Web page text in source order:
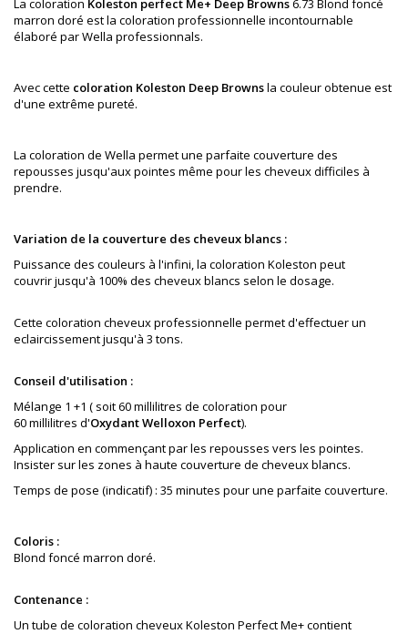
La coloration Koleston perfect Me+ Deep Browns6.73 Blond foncé
marron doré est la coloration professionnelle incontournable
élaboré par Wella professionnals.
Avec cette coloration Koleston Deep Brownsla couleur obtenue est
d'une extrême pureté.
La coloration de Wella permet une parfaite couverture des
repousses jusqu'aux pointes même pour les cheveux difficiles à
prendre.
Variation de la couverture des cheveux blancs :
Puissance des couleurs à l'infini, la coloration Koleston peut
couvrir jusqu'à 100% des cheveux blancs selon le dosage.
Cette coloration cheveux professionnelle permet d'effectuer un
eclaircissement jusqu'à 3 tons.
Conseil d'utilisation :
Mélange 1 +1 ( soit 60 millilitres de coloration pour
60 millilitres d'Oxydant Welloxon Perfect).
Application en commençant par les repousses vers les pointes.
Insister sur les zones à haute couverture de cheveux blancs.
Temps de pose (indicatif) : 35 minutes pour une parfaite couverture.
Coloris :
Blond foncé marron doré.
Contenance :
Un tube de coloration cheveux Koleston Perfect Me+ contient